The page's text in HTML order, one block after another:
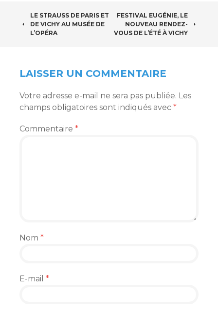
NAVIGATION
DES
LE STRAUSS DE PARIS ET
DE VICHY AU MUSÉE DE
L’OPÉRA
FESTIVAL EUGÉNIE, LE
NOUVEAU RENDEZ-
VOUS DE L’ÉTÉ À VICHY
LAISSER UN COMMENTAIRE
Votre adresse e-mail ne sera pas publiée. Les
champs obligatoires sont indiqués avec *
Commentaire *
Nom *
E-mail *